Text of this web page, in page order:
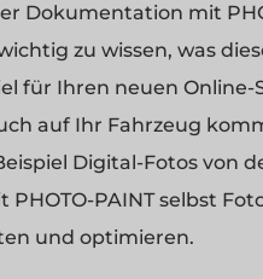
Dokumentation mit
zu wissen, was
für Ihren neuen
auf Ihr Fahrzeug
Digital-Fotos von
PHOTO-PAINT selbst
und optimieren.